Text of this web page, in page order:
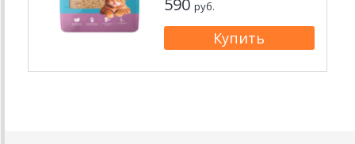
590 руб.